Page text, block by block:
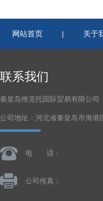
网站首页 | 关于
联系我们
秦皇岛维克托国际贸易有限公司
公司地址：河北省秦皇岛市海
电 话：
公司传真：